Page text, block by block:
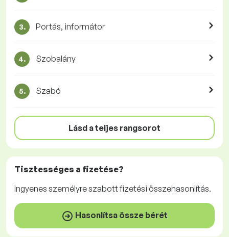
3. Portás, informátor
4. Szobalány
5. Szabó
Lásd a teljes rangsorot
Tisztességes a fizetése?
Ingyenes személyre szabott fizetési összehasonlítás.
Hasonlítsa össze bérét